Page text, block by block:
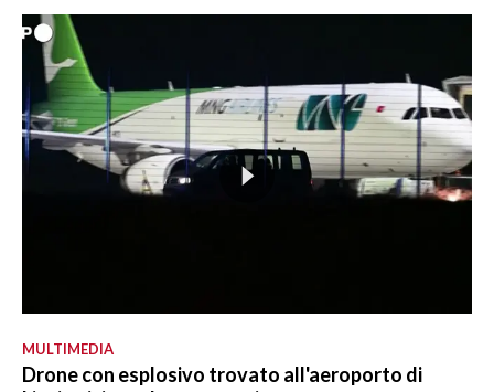
MULTIMEDIA
Drone con esplosivo trovato all'aeroporto di